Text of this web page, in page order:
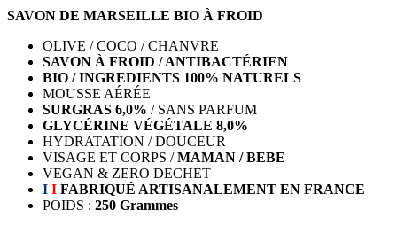
SAVON DE MARSEILLE BIO À FROID
OLIVE / COCO / CHANVRE
SAVON À FROID / ANTIBACTÉRIEN
BIO / INGREDIENTS 100% NATURELS
MOUSSE AÉRÉE
SURGRAS 6,0% / SANS PARFUM
GLYCÉRINE VÉGÉTALE 8,0%
HYDRATATION / DOUCEUR
VISAGE ET CORPS /MAMAN / BEBE
VEGAN & ZERO DECHET
I I FABRIQUÉ ARTISANALEMENT EN FRANCE
POIDS : 250 Grammes